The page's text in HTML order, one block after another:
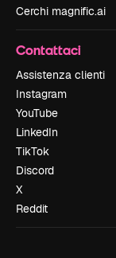
Cerchi magnific.ai
Contattaci
Assistenza clienti
Instagram
YouTube
LinkedIn
TikTok
Discord
X
Reddit